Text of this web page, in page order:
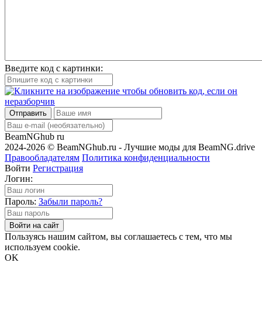
Введите код с картинки:
Отправить
BeamNGhub ru
2024-2026 © BeamNGhub.ru - Лучшие моды для BeamNG.drive
Правообладателям Политика конфиденциальности
Войти Регистрация
Логин:
Пароль: Забыли пароль?
Войти на сайт
Пользуясь нашим сайтом, вы соглашаетесь с тем, что мы
используем cookie.
OK